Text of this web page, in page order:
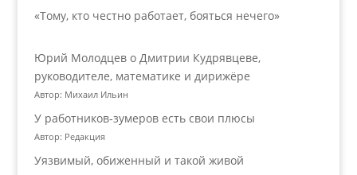
«Тому, кто честно работает, бояться нечего»
Юрий Молодцев о Дмитрии Кудрявцеве,
руководителе, математике и дирижёре
Автор: Михаил Ильин
У работников‑зумеров есть свои плюсы
Автор: Редакция
Уязвимый, обиженный и такой живой